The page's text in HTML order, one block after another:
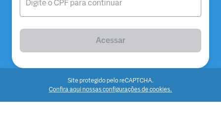
Digite o CPF para continuar
Acessar
Site protegido pelo reCAPTCHA.
Confira aqui nossas configurações de cookies.